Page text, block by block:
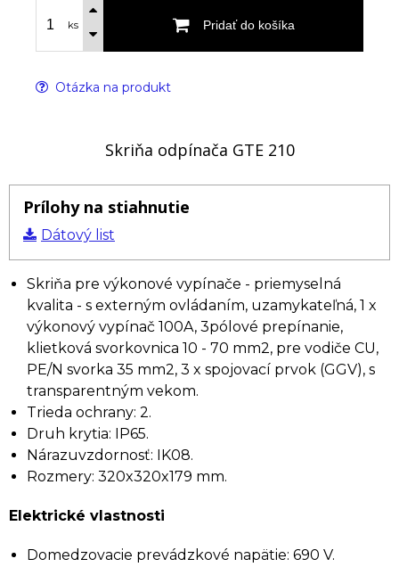
ks Pridať do košíka
Otázka na produkt
Skriňa odpínača GTE 210
Prílohy na stiahnutie
Dátový list
Skriňa pre výkonové vypínače - priemyselná
kvalita - s externým ovládaním, uzamykateľná, 1 x
výkonový vypínač 100A, 3pólové prepínanie,
klietková svorkovnica 10 - 70 mm2, pre vodiče CU,
PE/N svorka 35 mm2, 3 x spojovací prvok (GGV), s
transparentným vekom.
Trieda ochrany: 2.
Druh krytia: IP65.
Nárazuvzdornosť: IK08.
Rozmery: 320x320x179 mm.
Elektrické vlastnosti
Domedzovacie prevádzkové napätie: 690 V.